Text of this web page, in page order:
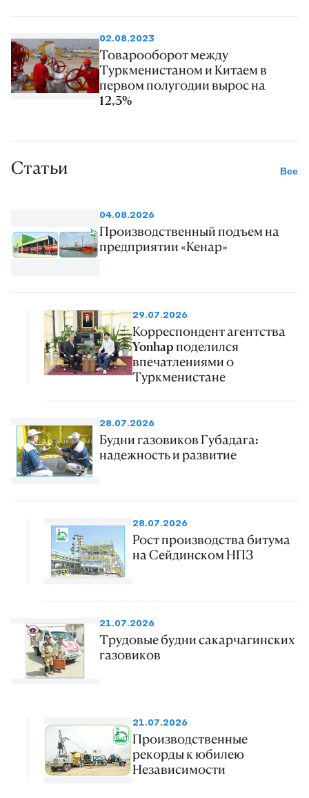
02.08.2023
Товарооборот между
Туркменистаном и Китаем в
первом полугодии вырос на
12,3%
Статьи Все
04.08.2026
Производственный подъем на
предприятии «Кенар»
29.07.2026
Корреспондент агентства
Yonhap поделился
впечатлениями о
Туркменистане
28.07.2026
Будни газовиков Губадага:
надежность и развитие
28.07.2026
Рост производства битума
на Сейдинском НПЗ
21.07.2026
Трудовые будни сакарчагинских
газовиков
21.07.2026
Производственные
рекорды к юбилею
Независимости